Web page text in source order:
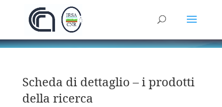
Scheda di dettaglio – i prodotti
della ricerca